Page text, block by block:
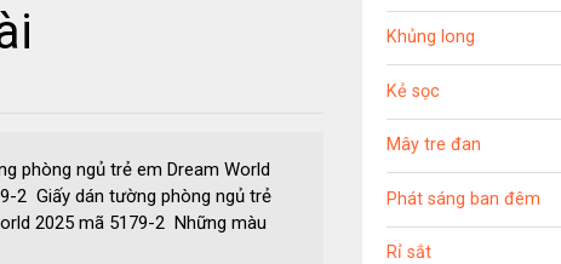
phòng ngủ trẻ em Dream World
2 Giấy dán tường phòng ngủ trẻ
2025 mã 5179-2 Những màu
Khủng long
Kẻ sọc
Mây tre đan
Phát sáng ban đêm
Rỉ sắt